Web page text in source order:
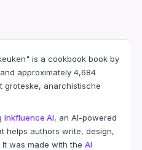
is a cookbook book by
approximately 4,684
groteske, anarchistische
Inkfluence AI, an AI-powered
helps authors write, design,
was made with the AI